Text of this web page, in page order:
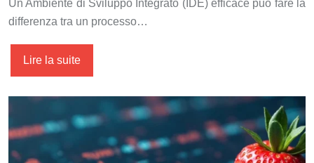
Un Ambiente di Sviluppo Integrato (IDE) efficace può fare la
differenza tra un processo…
Lire la suite